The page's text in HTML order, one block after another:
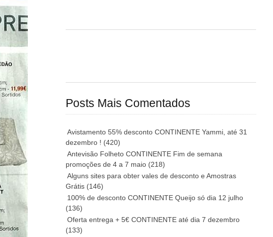
Posts Mais Comentados
Avistamento 55% desconto CONTINENTE Yammi, até 31
dezembro ! (420)
Antevisão Folheto CONTINENTE Fim de semana
promoções de 4 a 7 maio (218)
Alguns sites para obter vales de desconto e Amostras
Grátis (146)
100% de desconto CONTINENTE Queijo só dia 12 julho
(136)
Oferta entrega + 5€ CONTINENTE até dia 7 dezembro
(133)